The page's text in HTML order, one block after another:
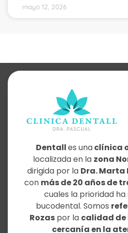
mayo 12, 2026
Dentalles unaclínica
localizada en la zona
dirigida por la Dra. Marta
con más de 20 años de
cuales la prioridad ha
bucodental. Somos
Rozaspor la calidad de
cercanía en la